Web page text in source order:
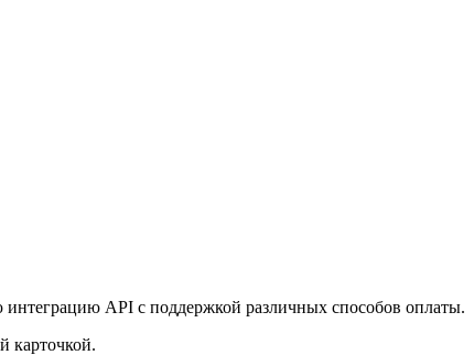
API с поддержкой различных способов оплаты.
карточкой.